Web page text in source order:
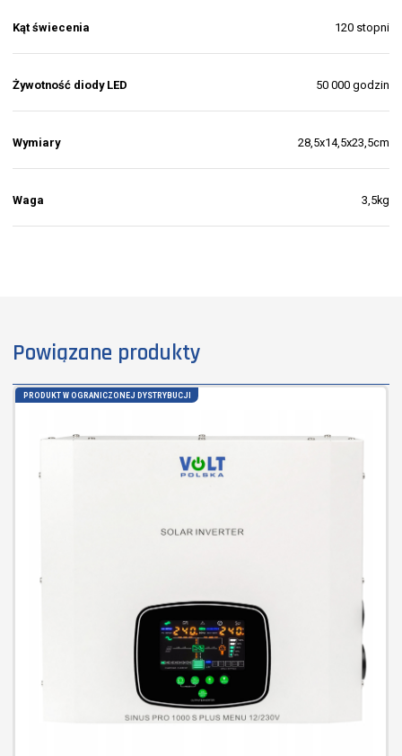
Kąt świecenia 120 stopni
Żywotność diody LED 50 000 godzin
Wymiary 28,5x14,5x23,5cm
Waga 3,5kg
Powiązane produkty
PRODUKT W OGRANICZONEJ DYSTRYBUCJI